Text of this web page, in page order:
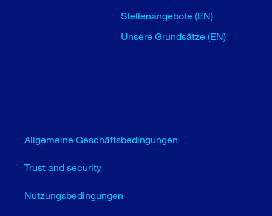
Stellenangebote (EN)
Unsere Grundsätze (EN)
Allgemeine Geschäftsbedingungen
Trust and security
Nutzungsbedingungen